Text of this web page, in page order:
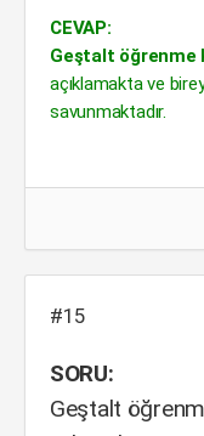
CEVAP:
Geştalt öğrenme
açıklamakta ve
savunmaktadır.
#15
SORU:
Geştalt